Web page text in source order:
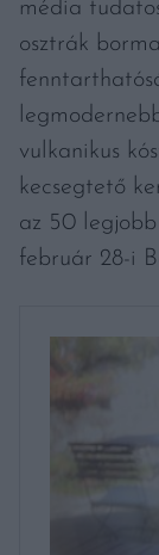
média
osztrák
vulkanikus
kecsegtető
az 50
február 28-i